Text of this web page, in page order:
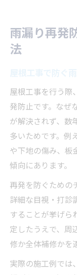
雨漏り再発
法
屋根工事を行う際
発防止です。なぜ
が解決されず、数
多いためです。例
や下地の傷み、板
傾向にあります。
再発を防ぐための
詳細な目視・打診
することが挙げら
定したうえで、周
修か全体補修かを
実際の施工例では